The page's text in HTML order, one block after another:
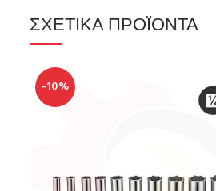
ΣΧΕΤΙΚΆ ΠΡΟΪΌΝΤΑ
-10%